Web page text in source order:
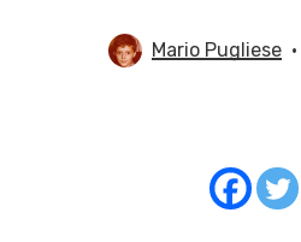
Mario Pugliese